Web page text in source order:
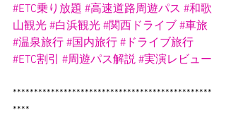
#ETC乗り放題 #高速道路周遊パス #和歌
山観光 #白浜観光 #関西ドライブ #車旅
#温泉旅行 #国内旅行 #ドライブ旅行
#ETC割引 #周遊パス解説 #実演レビュー
***********************************************
****